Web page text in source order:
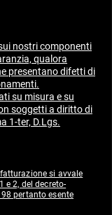
nostri componenti
qualora
presentano difetti di
su misura e su
soggetti a diritto di
1-ter, D.Lgs.
si avvale
e 2, del decreto-
pertanto esente